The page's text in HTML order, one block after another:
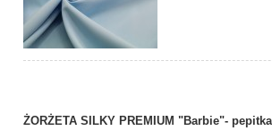
ŻORŻETA SILKY PREMIUM "Barbie"-